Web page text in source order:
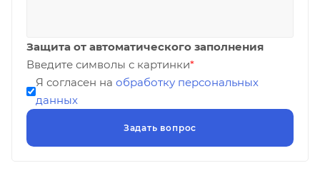
Защита от автоматического заполнения
Введите символы с картинки*
Я согласен на обработку персональных
данных